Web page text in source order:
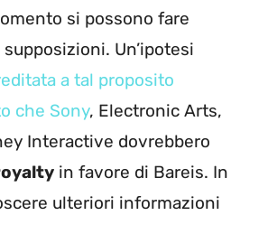
si possono fare
Un’ipotesi
a tal proposito
che Sony, Electronic Arts,
Interactive dovrebbero
in favore di Bareis. In
ulteriori informazioni